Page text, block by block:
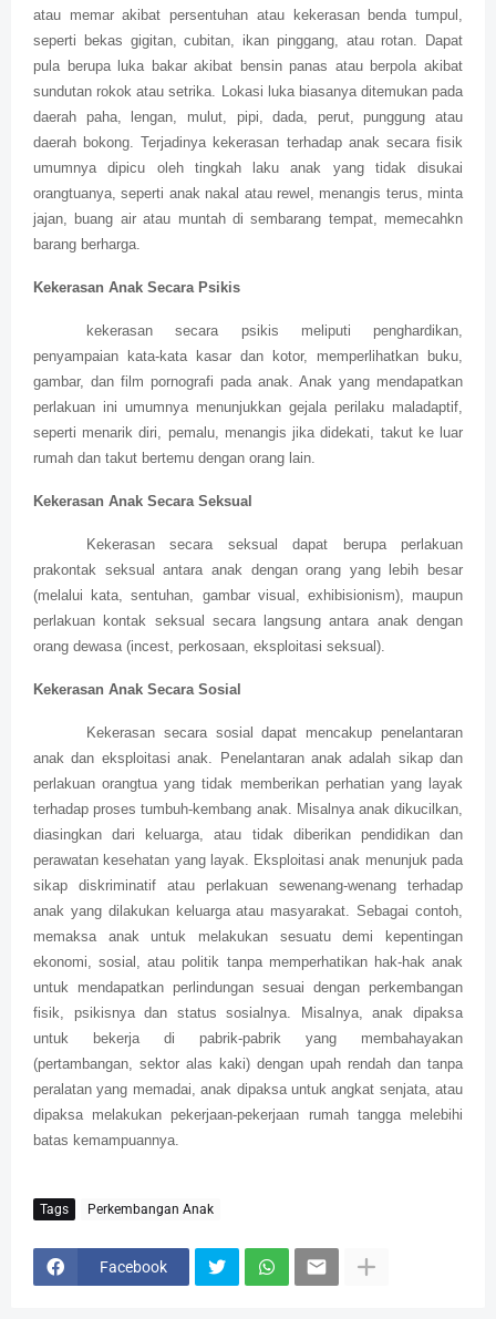
atau memar akibat persentuhan atau kekerasan benda tumpul,
seperti bekas gigitan, cubitan, ikan pinggang, atau rotan. Dapat
pula berupa luka bakar akibat bensin panas atau berpola akibat
sundutan rokok atau setrika. Lokasi luka biasanya ditemukan pada
daerah paha, lengan, mulut, pipi, dada, perut, punggung atau
daerah bokong. Terjadinya kekerasan terhadap anak secara fisik
umumnya dipicu oleh tingkah laku anak yang tidak disukai
orangtuanya, seperti anak nakal atau rewel, menangis terus, minta
jajan, buang air atau muntah di sembarang tempat, memecahkn
barang berharga.
Kekerasan Anak Secara Psikis
kekerasan secara psikis meliputi penghardikan,
penyampaian kata-kata kasar dan kotor, memperlihatkan buku,
gambar, dan film pornografi pada anak. Anak yang mendapatkan
perlakuan ini umumnya menunjukkan gejala perilaku maladaptif,
seperti menarik diri, pemalu, menangis jika didekati, takut ke luar
rumah dan takut bertemu dengan orang lain.
Kekerasan Anak Secara Seksual
Kekerasan secara seksual dapat berupa perlakuan
prakontak seksual antara anak dengan orang yang lebih besar
(melalui kata, sentuhan, gambar visual, exhibisionism), maupun
perlakuan kontak seksual secara langsung antara anak dengan
orang dewasa (incest, perkosaan, eksploitasi seksual).
Kekerasan Anak Secara Sosial
Kekerasan secara sosial dapat mencakup penelantaran
anak dan eksploitasi anak. Penelantaran anak adalah sikap dan
perlakuan orangtua yang tidak memberikan perhatian yang layak
terhadap proses tumbuh-kembang anak. Misalnya anak dikucilkan,
diasingkan dari keluarga, atau tidak diberikan pendidikan dan
perawatan kesehatan yang layak. Eksploitasi anak menunjuk pada
sikap diskriminatif atau perlakuan sewenang-wenang terhadap
anak yang dilakukan keluarga atau masyarakat. Sebagai contoh,
memaksa anak untuk melakukan sesuatu demi kepentingan
ekonomi, sosial, atau politik tanpa memperhatikan hak-hak anak
untuk mendapatkan perlindungan sesuai dengan perkembangan
fisik, psikisnya dan status sosialnya. Misalnya, anak dipaksa
untuk bekerja di pabrik-pabrik yang membahayakan
(pertambangan, sektor alas kaki) dengan upah rendah dan tanpa
peralatan yang memadai, anak dipaksa untuk angkat senjata, atau
dipaksa melakukan pekerjaan-pekerjaan rumah tangga melebihi
batas kemampuannya.
Tags Perkembangan Anak
Facebook